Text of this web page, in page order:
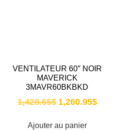
VENTILATEUR 60″ NOIR
MAVERICK
3MAVR60BKBKD
1,428.65$ 1,260.95$
Ajouter au panier